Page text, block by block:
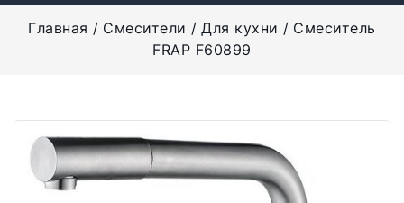
Главная Смесители Для кухни
Смеситель
FRAP F60899